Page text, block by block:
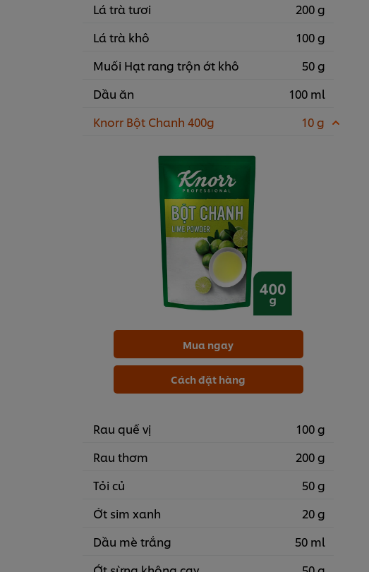
Lá trà tươi
200 g
Lá trà khô
100 g
Muối Hạt rang trộn ớt khô
50 g
Dầu ăn
100 ml
Knorr Bột Chanh 400g
10 g
Mua ngay
Cách đặt hàng
Rau quế vị
100 g
Rau thơm
200 g
Tỏi củ
50 g
Ớt sim xanh
20 g
Dầu mè trắng
50 ml